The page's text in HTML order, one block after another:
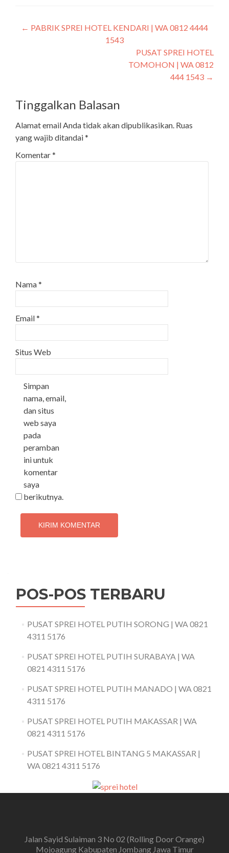
← PABRIK SPREI HOTEL KENDARI | WA 0812 4444
1543
PUSAT SPREI HOTEL
TOMOHON | WA 0812
444 1543 →
Tinggalkan Balasan
Alamat email Anda tidak akan dipublikasikan. Ruas
yang wajib ditandai*
Komentar*
Nama*
Email*
Situs Web
Simpan
nama, email,
dan situs
web saya
pada
peramban
ini untuk
komentar
saya
berikutnya.
POS-POS TERBARU
PUSAT SPREI HOTEL PUTIH SORONG | WA 0821
4311 5176
PUSAT SPREI HOTEL PUTIH SURABAYA | WA
0821 4311 5176
PUSAT SPREI HOTEL PUTIH MANADO | WA 0821
4311 5176
PUSAT SPREI HOTEL PUTIH MAKASSAR | WA
0821 4311 5176
PUSAT SPREI HOTEL BINTANG 5 MAKASSAR |
WA 0821 4311 5176
Jalan Sayid Sulaiman 3 No 02 (Rolling Door Orange)
Mojoagung Kabupaten Jombang Jawa Timur